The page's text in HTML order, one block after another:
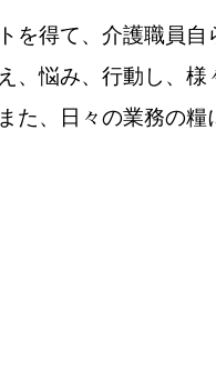
を得て、介護職員
、悩み、行動し、様
た、日々の業務の